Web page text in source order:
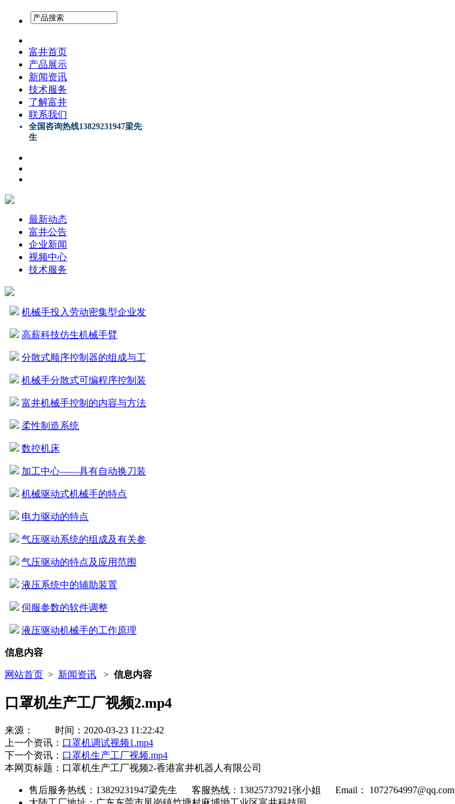
富井首页
产品展示
新闻资讯
技术服务
了解富井
联系我们
全国咨询热线13829231947梁先
生
最新动态
富井公告
企业新闻
视频中心
技术服务
机械手投入劳动密集型企业发
高薪科技仿生机械手臂
分散式顺序控制器的组成与工
机械手分散式可编程序控制装
富井机械手控制的内容与方法
柔性制造系统
数控机床
加工中心——具有自动换刀装
机械驱动式机械手的特点
电力驱动的特点
气压驱动系统的组成及有关参
气压驱动的特点及应用范围
液压系统中的辅助装置
伺服参数的软件调整
液压驱动机械手的工作原理
信息内容
网站首页 > 新闻资讯 > 信息内容
口罩机生产工厂视频2.mp4
来源： 时间：2020-03-23 11:22:42
上一个资讯： 口罩机调试视频1.mp4
下一个资讯： 口罩机生产工厂视频.mp4
本网页标题：口罩机生产工厂视频2-香港富井机器人有限公司
售后服务热线：13829231947梁先生 客服热线：13825737921张小姐 Email： 1072764997@qq.com